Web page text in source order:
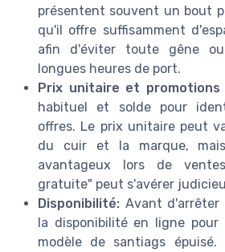
présentent souvent un bout
qu'il offre suffisamment
afin d'éviter toute gêne
longues heures de port.
Prix unitaire et promotions
habituel et solde pour
offres. Le prix unitaire peut
du cuir et la marque,
avantageux lors de
gratuite" peut s'avérer
Disponibilité: Avant d'arrêter
la disponibilité en ligne
modèle de santiags